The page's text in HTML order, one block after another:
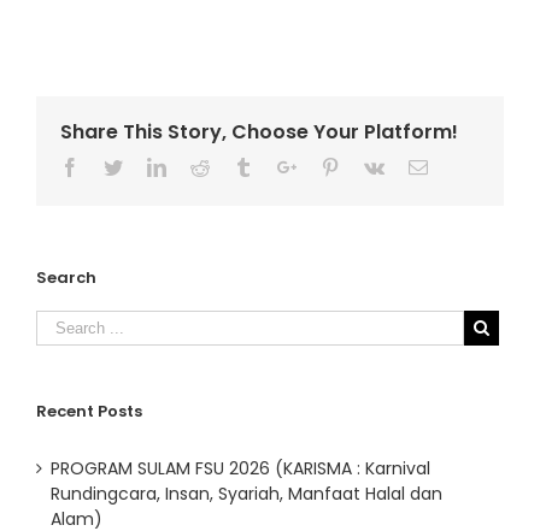
Share This Story, Choose Your Platform!
Facebook
TwitterLinkedinReddit TumblrGoogle+Pinterest
Vk Email
Search
Recent Posts
PROGRAM SULAM FSU 2026 (KARISMA : Karnival
Rundingcara, Insan, Syariah, Manfaat Halal dan
Alam)